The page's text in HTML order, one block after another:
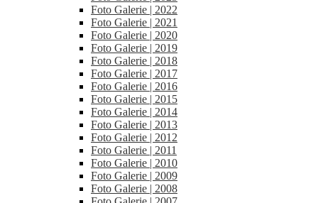
Foto Galerie | 2022
Foto Galerie | 2021
Foto Galerie | 2020
Foto Galerie | 2019
Foto Galerie | 2018
Foto Galerie | 2017
Foto Galerie | 2016
Foto Galerie | 2015
Foto Galerie | 2014
Foto Galerie | 2013
Foto Galerie | 2012
Foto Galerie | 2011
Foto Galerie | 2010
Foto Galerie | 2009
Foto Galerie | 2008